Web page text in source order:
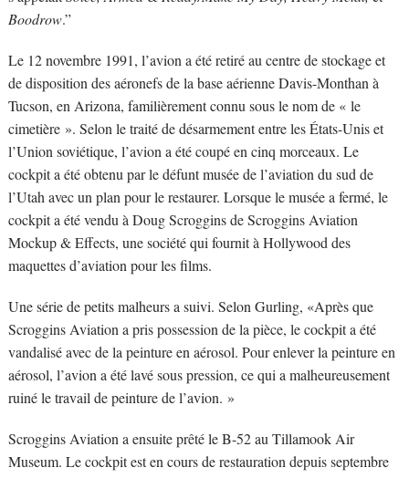
Boodrow.”
Le 12 novembre 1991, l’avion a été retiré au centre de stockage et
de disposition des aéronefs de la base aérienne Davis-Monthan à
Tucson, en Arizona, familièrement connu sous le nom de « le
cimetière ». Selon le traité de désarmement entre les États-Unis et
l’Union soviétique, l’avion a été coupé en cinq morceaux. Le
cockpit a été obtenu par le défunt musée de l’aviation du sud de
l’Utah avec un plan pour le restaurer. Lorsque le musée a fermé, le
cockpit a été vendu à Doug Scroggins de Scroggins Aviation
Mockup & Effects, une société qui fournit à Hollywood des
maquettes d’aviation pour les films.
Une série de petits malheurs a suivi. Selon Gurling, «Après que
Scroggins Aviation a pris possession de la pièce, le cockpit a été
vandalisé avec de la peinture en aérosol. Pour enlever la peinture en
aérosol, l’avion a été lavé sous pression, ce qui a malheureusement
ruiné le travail de peinture de l’avion. »
Scroggins Aviation a ensuite prêté le B-52 au Tillamook Air
Museum. Le cockpit est en cours de restauration depuis septembre